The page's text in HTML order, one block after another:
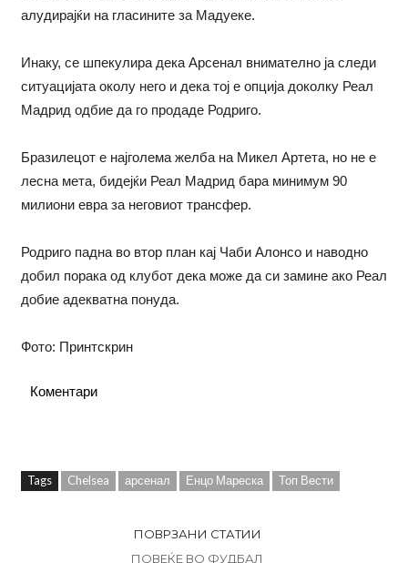
алудирајќи на гласините за Мадуеке.
Инаку, се шпекулира дека Арсенал внимателно ја следи
ситуацијата околу него и дека тој е опција доколку Реал
Мадрид одбие да го продаде Родриго.
Бразилецот е најголема желба на Микел Артета, но не е
лесна мета, бидејќи Реал Мадрид бара минимум 90
милиони евра за неговиот трансфер.
Родриго падна во втор план кај Чаби Алонсо и наводно
добил порака од клубот дека може да си замине ако Реал
добие адекватна понуда.
Фото: Принтскрин
Коментари
Tags Chelsea арсенал Енцо Мареска Топ Вести
ПОВРЗАНИ СТАТИИ
ПОВЕЌЕ ВО ФУДБАЛ